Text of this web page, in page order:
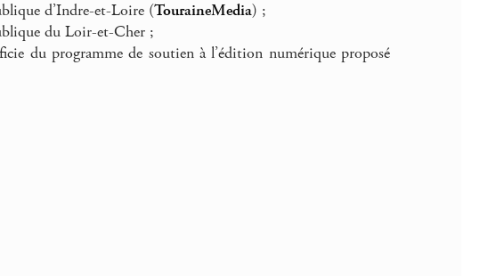
d’Indre-et-Loire (TouraineMedia) ;
du Loir-et-Cher ;
du programme de soutien à l’édition numérique proposé